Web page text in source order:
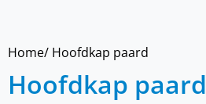
Home/ Hoofdkap paard
Hoofdkap paard